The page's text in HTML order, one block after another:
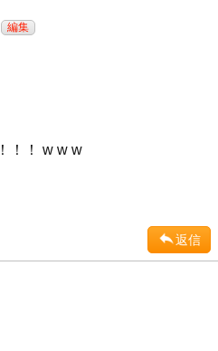
！！ w w w
返信